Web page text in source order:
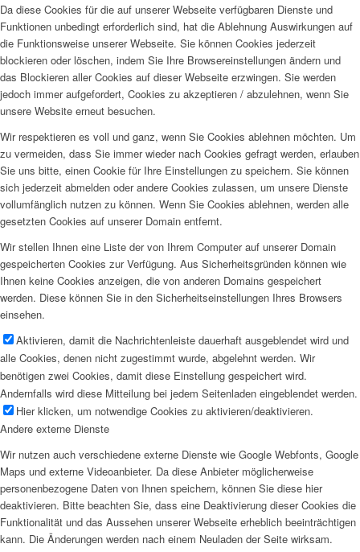
Da diese Cookies für die auf unserer Webseite verfügbaren Dienste und
Funktionen unbedingt erforderlich sind, hat die Ablehnung Auswirkungen auf
die Funktionsweise unserer Webseite. Sie können Cookies jederzeit
blockieren oder löschen, indem Sie Ihre Browsereinstellungen ändern und
das Blockieren aller Cookies auf dieser Webseite erzwingen. Sie werden
jedoch immer aufgefordert, Cookies zu akzeptieren / abzulehnen, wenn Sie
unsere Website erneut besuchen.
Wir respektieren es voll und ganz, wenn Sie Cookies ablehnen möchten. Um
zu vermeiden, dass Sie immer wieder nach Cookies gefragt werden, erlauben
Sie uns bitte, einen Cookie für Ihre Einstellungen zu speichern. Sie können
sich jederzeit abmelden oder andere Cookies zulassen, um unsere Dienste
vollumfänglich nutzen zu können. Wenn Sie Cookies ablehnen, werden alle
gesetzten Cookies auf unserer Domain entfernt.
Wir stellen Ihnen eine Liste der von Ihrem Computer auf unserer Domain
gespeicherten Cookies zur Verfügung. Aus Sicherheitsgründen können wie
Ihnen keine Cookies anzeigen, die von anderen Domains gespeichert
werden. Diese können Sie in den Sicherheitseinstellungen Ihres Browsers
einsehen.
Aktivieren, damit die Nachrichtenleiste dauerhaft ausgeblendet wird und
alle Cookies, denen nicht zugestimmt wurde, abgelehnt werden. Wir
benötigen zwei Cookies, damit diese Einstellung gespeichert wird.
Andernfalls wird diese Mitteilung bei jedem Seitenladen eingeblendet werden.
Hier klicken, um notwendige Cookies zu aktivieren/deaktivieren.
Andere externe Dienste
Wir nutzen auch verschiedene externe Dienste wie Google Webfonts, Google
Maps und externe Videoanbieter. Da diese Anbieter möglicherweise
personenbezogene Daten von Ihnen speichern, können Sie diese hier
deaktivieren. Bitte beachten Sie, dass eine Deaktivierung dieser Cookies die
Funktionalität und das Aussehen unserer Webseite erheblich beeinträchtigen
kann. Die Änderungen werden nach einem Neuladen der Seite wirksam.